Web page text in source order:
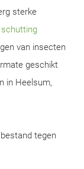
sterke
schutting
van insecten
geschikt
in Heelsum,
tegen